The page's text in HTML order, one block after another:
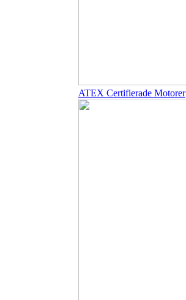
ATEX Certifierade Motorer